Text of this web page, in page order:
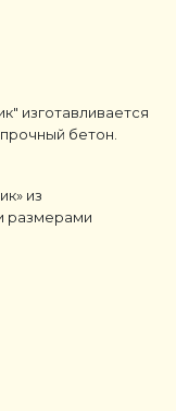
изготавливается
бетон.
из
размерами